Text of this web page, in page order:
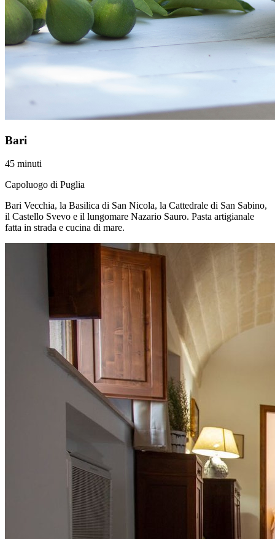
Bari
45 minuti
Capoluogo di Puglia
Bari Vecchia, la Basilica di San Nicola, la Cattedrale di San Sabino,
il Castello Svevo e il lungomare Nazario Sauro. Pasta artigianale
fatta in strada e cucina di mare.